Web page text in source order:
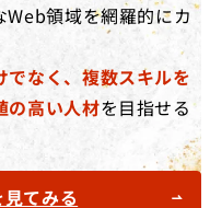
領域を網羅的にカ
でなく、複数スキルを
の高い人材を目指せる
てみる